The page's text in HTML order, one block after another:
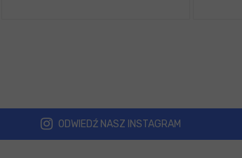
ODWIEDŹ NASZ INSTAGRAM